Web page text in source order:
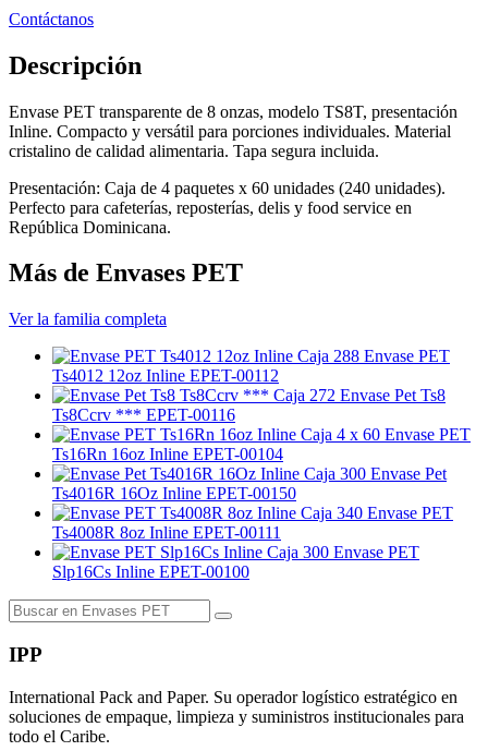
Contáctanos
Descripción
Envase PET transparente de 8 onzas, modelo TS8T, presentación
Inline. Compacto y versátil para porciones individuales. Material
cristalino de calidad alimentaria. Tapa segura incluida.
Presentación: Caja de 4 paquetes x 60 unidades (240 unidades).
Perfecto para cafeterías, reposterías, delis y food service en
República Dominicana.
Más de Envases PET
Ver la familia completa
Caja 288 Envase PET
Ts4012 12oz Inline EPET-00112
Caja 272 Envase Pet Ts8
Ts8Ccrv *** EPET-00116
Caja 4 x 60 Envase PET
Ts16Rn 16oz Inline EPET-00104
Caja 300 Envase Pet
Ts4016R 16Oz Inline EPET-00150
Caja 340 Envase PET
Ts4008R 8oz Inline EPET-00111
Caja 300 Envase PET
Slp16Cs Inline EPET-00100
IPP
International Pack and Paper. Su operador logístico estratégico en
soluciones de empaque, limpieza y suministros institucionales para
todo el Caribe.